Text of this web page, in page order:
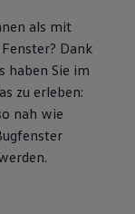
als mit
Dank
haben Sie im
zu erleben:
nah wie